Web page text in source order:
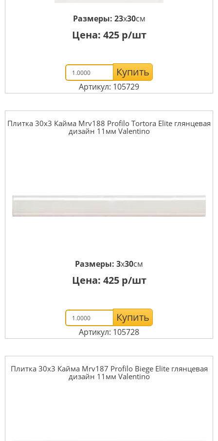
Размеры: 23x30см
Цена: 425р/шт
Купить
Артикул: 105729
Плитка 30x3 Кайма Mrv188 Profilo Tortora Elite глянцевая
дизайн 11мм Valentino
Размеры: 3x30см
Цена: 425р/шт
Купить
Артикул: 105728
Плитка 30x3 Кайма Mrv187 Profilo Biege Elite глянцевая
дизайн 11мм Valentino